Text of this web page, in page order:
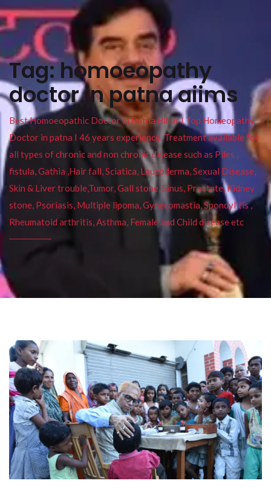
Tag:homoeopathy
doctor in patna aiims
Best Homoeopathic Doctor in Patna Bihar I Top Homeopathy
Doctor in patna I 46 years experience. Treatment available for
all types of chronic and non chronic disease such as Piles ,
fistula, Gathia ,Hair fall, Sciatica, Leucoderma, Sexual Disease,
Skin & Liver trouble,Tumor, Gall stone, Sinus, Prostate, Kidney
stone, Psoriasis, Multiple lipoma, Gynecomastia, Spondylitis ,
Rheumatoid arthritis, Asthma, Female and Child disease etc